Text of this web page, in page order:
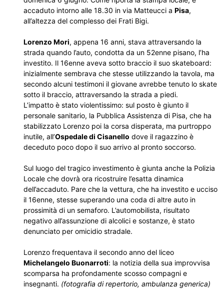
accaduto intorno alle 18.30 in via Matteucci a Pisa,
all’altezza del complesso dei Frati Bigi.
Lorenzo Mori, appena 16 anni, stava attraversando la
strada quando l’auto, condotta da un 52enne pisano, l’ha
investito. Il 16enne aveva sotto braccio il suo skateboard:
inizialmente sembrava che stesse utilizzando la tavola, ma
secondo alcuni testimoni il giovane avrebbe tenuto lo skate
sotto il braccio, attraversando la strada a piedi.
L’impatto è stato violentissimo: sul posto è giunto il
personale sanitario, la Pubblica Assistenza di Pisa, che ha
stabilizzato Lorenzo poi la corsa disperata, ma purtroppo
inutile, all’Ospedale di Cisanello dove il ragazzino è
deceduto poco dopo il suo arrivo al pronto soccorso.
Sul luogo del tragico investimento è giunta anche la Polizia
Locale che dovrà ora ricostruire l’esatta dinamica
dell’accaduto. Pare che la vettura, che ha investito e ucciso
il 16enne, stesse superando una coda di altre auto in
prossimità di un semaforo. L’automobilista, risultato
negativo all’assunzione di alcolici e sostanze, è stato
denunciato per omicidio stradale.
Lorenzo frequentava il secondo anno del liceo
Michelangelo Buonarroti: la notizia della sua improvvisa
scomparsa ha profondamente scosso compagni e
insegnanti. (fotografia di repertorio, ambulanza generica)